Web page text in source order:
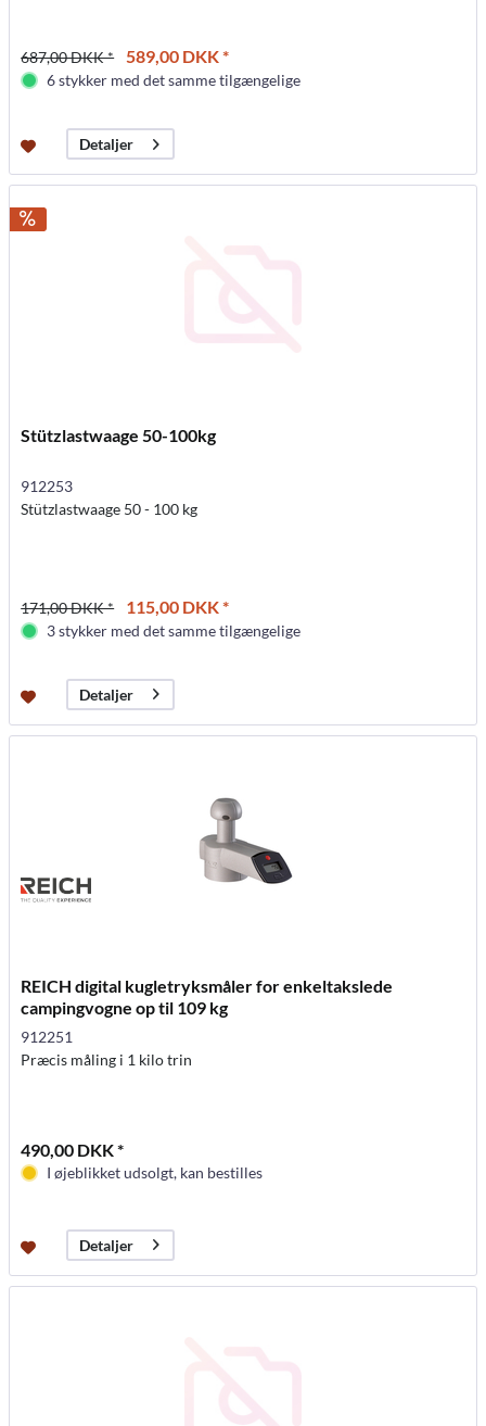
687,00 DKK * 589,00 DKK *
6 stykker med det samme tilgængelige
Detaljer
Stützlastwaage 50-100kg
912253
Stützlastwaage 50 - 100 kg
171,00 DKK * 115,00 DKK *
3 stykker med det samme tilgængelige
Detaljer
REICH digital kugletryksmåler for enkeltakslede
campingvogne op til 109 kg
912251
Præcis måling i 1 kilo trin
490,00 DKK *
I øjeblikket udsolgt, kan bestilles
Detaljer